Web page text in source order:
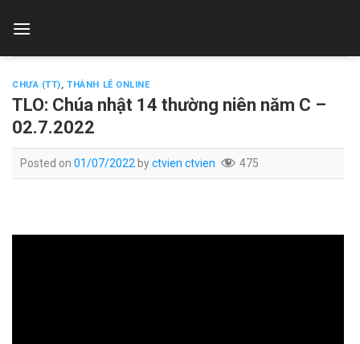
CHƯA (TT),THÁNH LỄ ONLINE
TLO: Chúa nhật 14 thường niên năm C –
02.7.2022
Posted on 01/07/2022 byctvien ctvien 475